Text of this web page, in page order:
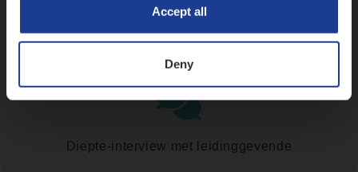
Accept all
Deny
Assessment
Diepte-interview met leidinggevende